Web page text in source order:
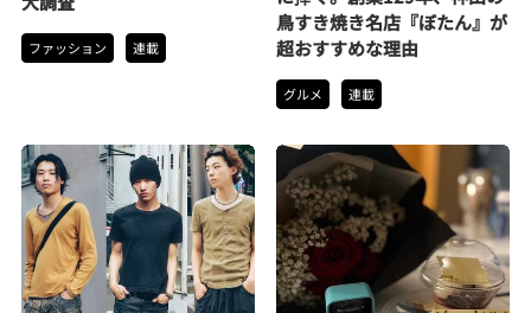
ファッション 連載
鳥すき焼き名店『ぼたん』が
超おすすめな理由
グルメ 連載